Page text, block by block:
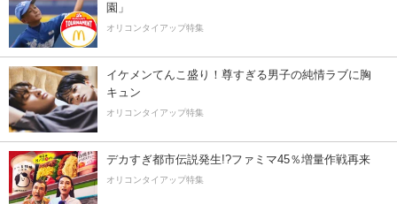
園」
オリコンタイアップ特集
イケメンてんこ盛り！尊すぎる男子の純情ラブに胸
キュン
オリコンタイアップ特集
デカすぎ都市伝説発生!?ファミマ45％増量作戦再来
オリコンタイアップ特集